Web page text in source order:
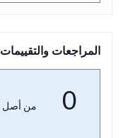
المراجعات والتقييمات
0 من أصل 5.0